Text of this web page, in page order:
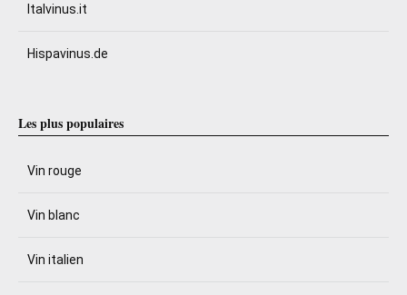
Italvinus.it
Hispavinus.de
Les plus populaires
Vin rouge
Vin blanc
Vin italien